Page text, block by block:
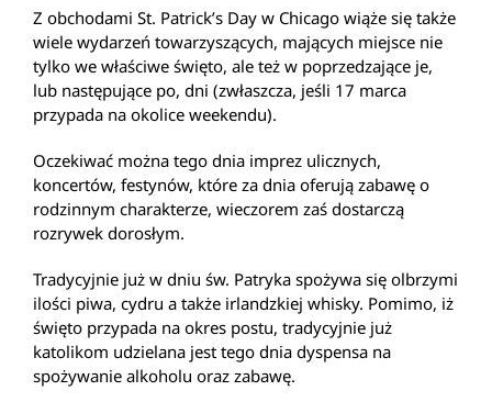
Z obchodami St. Patrick’s Day w Chicago wiąże się także
wiele wydarzeń towarzyszących, mających miejsce nie
tylko we właściwe święto, ale też w poprzedzające je,
lub następujące po, dni (zwłaszcza, jeśli 17 marca
przypada na okolice weekendu).
Oczekiwać można tego dnia imprez ulicznych,
koncertów, festynów, które za dnia oferują zabawę o
rodzinnym charakterze, wieczorem zaś dostarczą
rozrywek dorosłym.
Tradycyjnie już w dniu św. Patryka spożywa się olbrzymi
ilości piwa, cydru a także irlandzkiej whisky. Pomimo, iż
święto przypada na okres postu, tradycyjnie już
katolikom udzielana jest tego dnia dyspensa na
spożywanie alkoholu oraz zabawę.